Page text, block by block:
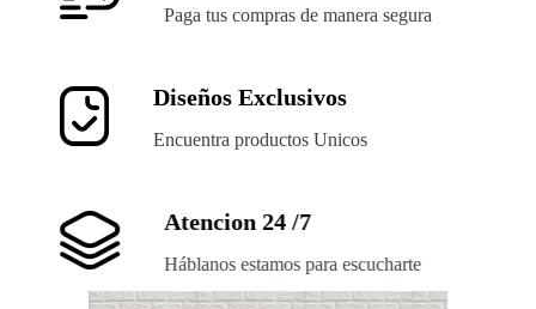
Paga tus compras de manera segura
Diseños Exclusivos
Encuentra productos Unicos
Atencion 24 /7
Háblanos estamos para escucharte